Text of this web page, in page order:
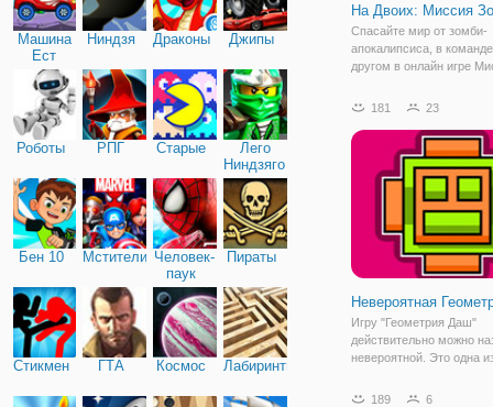
Машина
Ест
Машину
Ниндзя Драконы Джипы
Роботы РПГ Старые
Лего
Ниндзяго
Бен 10 Мстители Человек-
паук
Пираты
Стикмен ГТА Космос Лабиринты
На Двоих: Миссия
Спасайте мир от зомби-
апокалипсиса, в
другом в онлайн игре
увлекательный
опасных преград,
испытаний и бездушных
врагов.Чтобы
181 23
Невероятная
Игру "Геометрия Даш"
действительно можно
невероятной. Это одна
которая отлично
189 6